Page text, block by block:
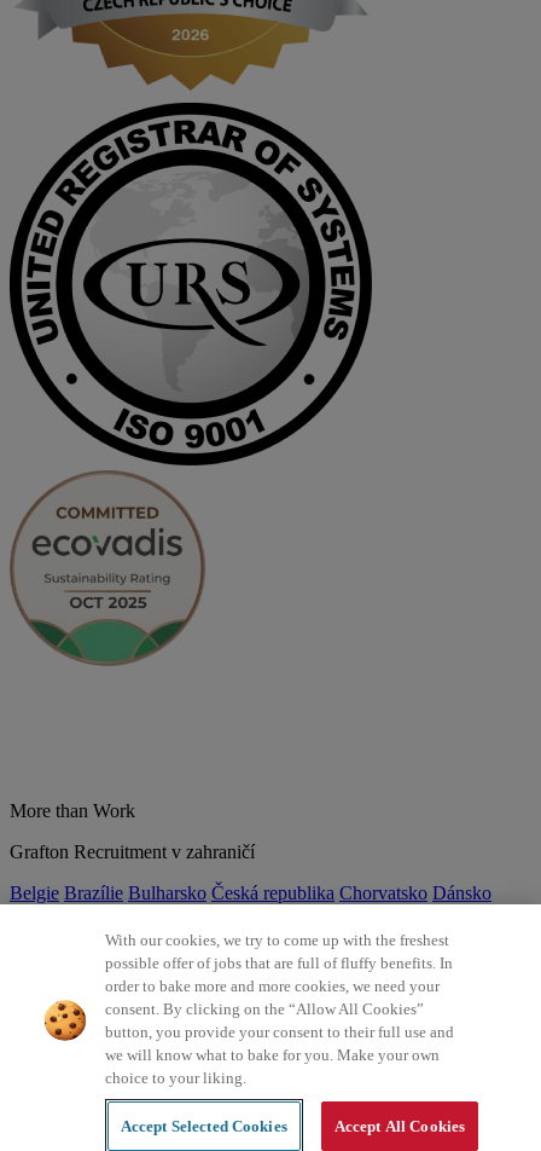
More than Work
Grafton Recruitment v zahraničí
Belgie Brazílie Bulharsko Česká republika Chorvatsko Dánsko
Německo Nizozemsko Norsko Polsko Portugalsko
Slovensko Španělsko Srbsko Švýcarsko Turecko
©2026 Všechna práva vyhrazena Grafton Recruitment
Ochrana osobních údajů Zásady používání cookies Všeobecné
Digitální přístupnost
персональних даних
With our cookies, we try to come up with the freshest
possible offer of jobs that are full of fluffy benefits. In
order to bake more and more cookies, we need your
consent. By clicking on the “Allow All Cookies”
button, you provide your consent to their full use and
we will know what to bake for you. Make your own
choice to your liking.
Accept Selected Cookies Accept All Cookies